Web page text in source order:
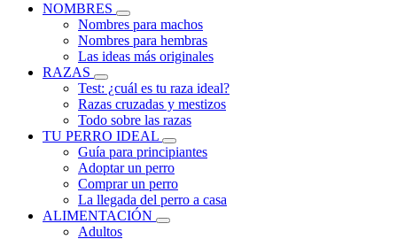
NOMBRES
Nombres para machos
Nombres para hembras
Las ideas más originales
RAZAS
Test: ¿cuál es tu raza ideal?
Razas cruzadas y mestizos
Todo sobre las razas
TU PERRO IDEAL
Guía para principiantes
Adoptar un perro
Comprar un perro
La llegada del perro a casa
ALIMENTACIÓN
Adultos